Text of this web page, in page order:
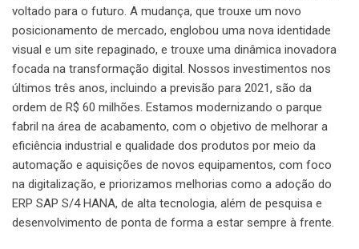
voltado para o futuro. A mudança, que trouxe um novo
posicionamento de mercado, englobou uma nova identidade
visual e um site repaginado, e trouxe uma dinâmica inovadora
focada na transformação digital. Nossos investimentos nos
últimos três anos, incluindo a previsão para 2021, são da
ordem de R$ 60 milhões. Estamos modernizando o parque
fabril na área de acabamento, com o objetivo de melhorar a
eficiência industrial e qualidade dos produtos por meio da
automação e aquisições de novos equipamentos, com foco
na digitalização, e priorizamos melhorias como a adoção do
ERP SAP S/4 HANA, de alta tecnologia, além de pesquisa e
desenvolvimento de ponta de forma a estar sempre à frente.